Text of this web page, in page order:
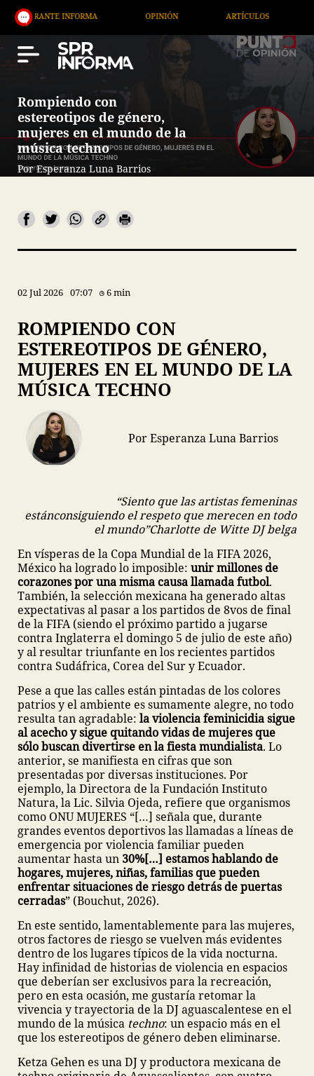
OPINIÓN ARTÍCULOS ARTE /
Rompiendo con
estereotipos de género,
mujeres en el mundo de la
música techno
Por Esperanza Luna Barrios
02 Jul 2026 07:07 6 min
ROMPIENDO CON
ESTEREOTIPOS DE GÉNERO,
MUJERES EN EL MUNDO DE LA
MÚSICA TECHNO
Por Esperanza Luna Barrios
“Siento que las artistas femeninas
estánconsiguiendo el respeto que merecen en todo
el mundo”Charlotte de WitteDJ belga
En vísperas de la Copa Mundial de la FIFA 2026,
México ha logrado lo imposible: unir millones de
corazones por una misma causa llamada futbol.
También, la selección mexicana ha generado altas
expectativas al pasar a los partidos de 8vos de final
de la FIFA (siendo el próximo partido a jugarse
contra Inglaterra el domingo 5 de julio de este año)
y al resultar triunfante en los recientes partidos
contra Sudáfrica, Corea del Sur y Ecuador.
Pese a que las calles están pintadas de los colores
patrios y el ambiente es sumamente alegre, no todo
resulta tan agradable: la violencia feminicidia sigue
al acecho y sigue quitando vidas de mujeres que
sólo buscan divertirse en la fiesta mundialista. Lo
anterior, se manifiesta en cifras que son
presentadas por diversas instituciones. Por
ejemplo, la Directora de la Fundación Instituto
Natura, la Lic. Silvia Ojeda, refiere que organismos
como ONU MUJERES “[…] señala que, durante
grandes eventos deportivos las llamadas a líneas de
emergencia por violencia familiar pueden
aumentar hasta un 30%[…] estamos hablando de
hogares, mujeres, niñas, familias que pueden
enfrentar situaciones de riesgo detrás de puertas
cerradas” (Bouchut, 2026).
En este sentido, lamentablemente para las mujeres,
otros factores de riesgo se vuelven más evidentes
dentro de los lugares típicos de la vida nocturna.
Hay infinidad de historias de violencia en espacios
que deberían ser exclusivos para la recreación,
pero en esta ocasión, me gustaría retomar la
vivencia y trayectoria de la DJ aguascalentese en el
mundo de la música techno: un espacio más en el
que los estereotipos de género deben eliminarse.
Ketza Gehen es una DJ y productora mexicana de